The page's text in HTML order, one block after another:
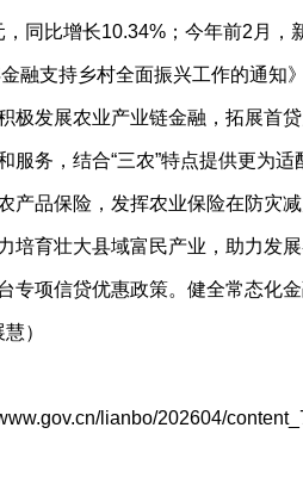
同比增长10.34%；今年前2月
支持乡村全面振兴工作的通知》
极发展农业产业链金融，拓展首
服务，结合“三农”特点提供更为
产品保险，发挥农业保险在防灾
育壮大县域富民产业，助力发展
专项信贷优惠政策。健全常态化
）
lianbo/202604/